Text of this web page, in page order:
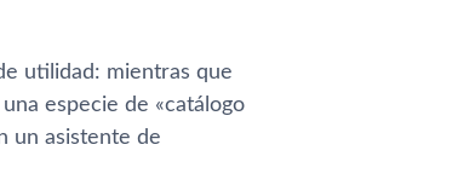
utilidad: mientras que
especie de «catálogo
un asistente de